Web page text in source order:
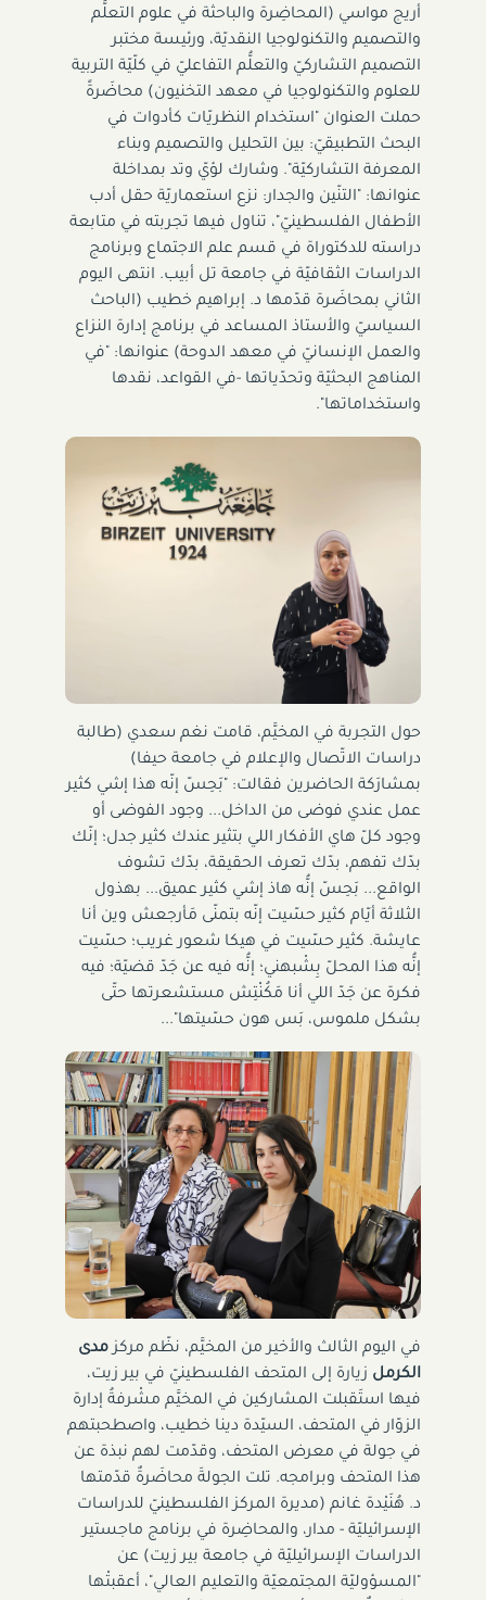
أريج مواسي (المحاضِرة والباحثة في علوم التعلُّم
والتصميم والتكنولوجيا النقديّة، ورئيسة مختبر
التصميم التشاركيّ والتعلُّم التفاعليّ في كلّيّة التربية
للعلوم والتكنولوجيا في معهد التخنيون) محاضَرةً
حملت العنوان "استخدام النظريّات كأدوات في
البحث التطبيقيّ: بين التحليل والتصميم وبناء
المعرفة التشاركيّة". وشارك لؤيّ وتد بمداخلة
عنوانها: "التنّين والجدار: نزع استعماريّة حقل أدب
الأطفال الفلسطينيّ"، تناول فيها تجربته في متابعة
دراسته للدكتوراة في قسم علم الاجتماع وبرنامج
الدراسات الثقافيّة في جامعة تل أبيب. انتهى اليوم
الثاني بمحاضَرة قدّمها د. إبراهيم خطيب (الباحث
السياسيّ والأستاذ المساعد في برنامج إدارة النزاع
والعمل الإنسانيّ في معهد الدوحة) عنوانها: "في
المناهج البحثيّة وتحدّياتها -في القواعد، نقدها
واستخداماتها".
حول التجربة في المخيَّم، قامت نغم سعدي (طالبة
دراسات الاتّصال والإعلام في جامعة حيفا)
بمشارَكة الحاضرين فقالت: "بَحِسّ إنّه هذا إشي كثير
عمل عندي فوضى من الداخل... وجود الفوضى أو
وجود كلّ هاي الأفكار اللي بتثير عندك كثير جدل؛ إنّك
بدّك تفهم، بدّك تعرف الحقيقة، بدّك تشوف
الواقع... بَحِسّ إنُّه هاذ إشي كثير عميق... بهذول
الثلاثة أيّام كثير حسّيت إنّه بتمنّى مَأرجعش وين أنا
عايشة. كثير حسّيت في هيكا شعور غريب؛ حسّيت
إنُّه هذا المحلّ بِشْبهني؛ إنُّه فيه عن جَدّ قضيّة؛ فيه
فكرة عن جَدّ اللي أنا مَكُنْتِش مستشعرتها حتّى
بشكل ملموس، بَس هون حسّيتها"...
في اليوم الثالث والأخير من المخيَّم، نظّم مركزمدى
الكرمل زيارة إلى المتحف الفلسطينيّ في بير زيت،
فيها استَقبلت المشاركين في المخيَّم مشْرفةُ إدارة
الزوّار في المتحف، السيّدة دينا خطيب، واصطحبتهم
في جولة في معرض المتحف، وقدّمت لهم نبذة عن
هذا المتحف وبرامجه. تلت الجولةَ محاضَرةٌ قدّمتها
د. هُنَيْدة غانم (مديرة المركز الفلسطينيّ للدراسات
الإسرائيليّة - مدار، والمحاضِرة في برنامج ماجستير
الدراسات الإسرائيليّة في جامعة بير زيت) عن
"المسؤوليّة المجتمعيّة والتعليم العالي"، أعقبتْها